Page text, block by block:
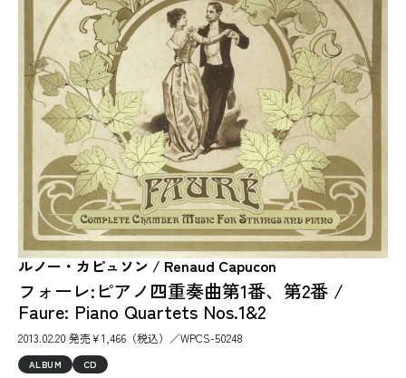
ルノー・カピュソン / Renaud Capucon
フォーレ:ピアノ四重奏曲第1番、第2番 /
Faure: Piano Quartets Nos.1&2
2013.02.20 発売￥1,466（税込）／WPCS-50248
ALBUM CD